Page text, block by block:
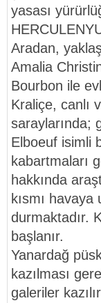
yasası
Aradan,
Amalia
Bourbon ile
Kraliçe, canlı
saraylarında;
Elboeuf isimli
kabartmaları
hakkında
kısmı
durmaktadır.
başlanır.
Yanardağ
kazılması
galeriler